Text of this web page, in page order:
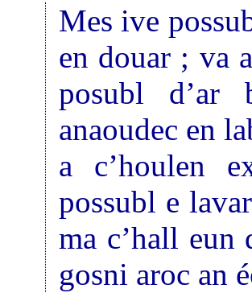
Mes ive
en douar ; va
posubl d’ar
anaoudec en
a c’houlen
possubl e
ma c’hall eun
gosni aroc an